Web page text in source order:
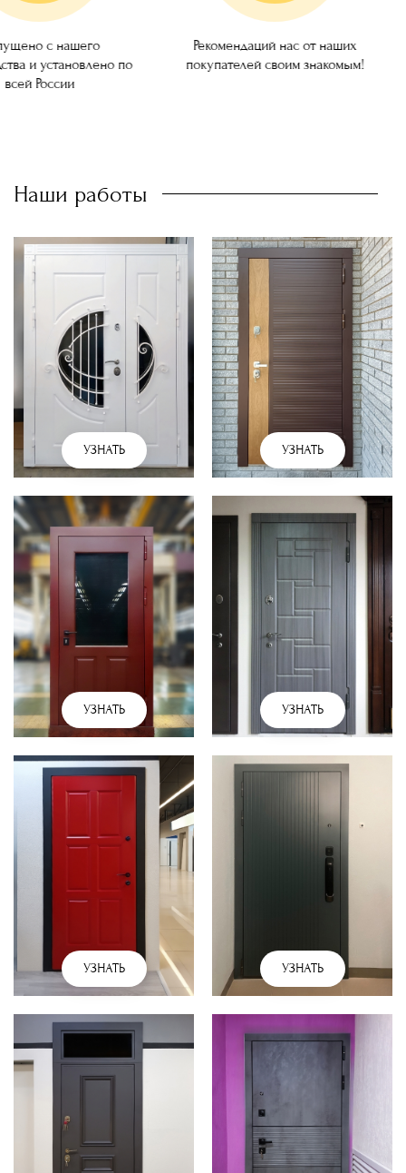
с нашего
и установлено по
всей России
Рекомендаций нас от наших
покупателей своим знакомым!
Наши работы
УЗНАТЬ
УЗНАТЬ
УЗНАТЬ
УЗНАТЬ
УЗНАТЬ
УЗНАТЬ